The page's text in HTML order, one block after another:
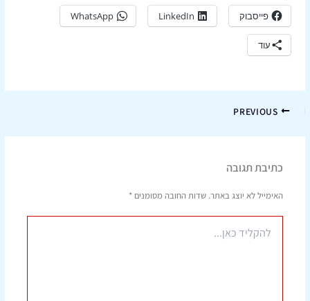
פייסבוק LinkedIn
WhatsApp
עוד
PREVIOUS
כתיבת תגובה
האימייל לא יוצג באתר.שדות החובה מסומנים*
כאן...